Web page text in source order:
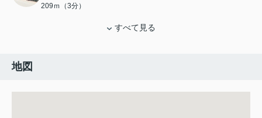
209ｍ（3分）
すべて見る
地図